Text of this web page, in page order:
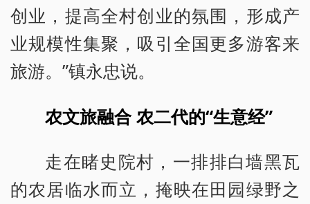
创业，提高全村创业的氛围，形成产
业规模性集聚，吸引全国更多游客来
旅游。”镇永忠说。
农文旅融合 农二代的“生意经”
走在睹史院村，一排排白墙黑瓦
的农居临水而立，掩映在田园绿野之